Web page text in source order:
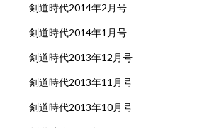
剣道時代2014年2月号
剣道時代2014年1月号
剣道時代2013年12月号
剣道時代2013年11月号
剣道時代2013年10月号